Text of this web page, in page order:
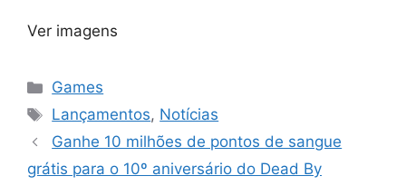
Ver imagens
Categorias
Games
Tags
Lançamentos, Notícias
Ganhe 10 milhões de pontos de sangue
grátis para o 10º aniversário do Dead By